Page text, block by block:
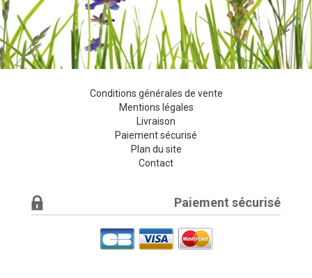
Conditions générales de vente
Mentions légales
Livraison
Paiement sécurisé
Plan du site
Contact
Paiement sécurisé